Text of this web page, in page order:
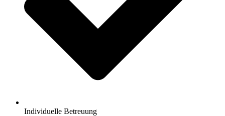
Individuelle Betreuung